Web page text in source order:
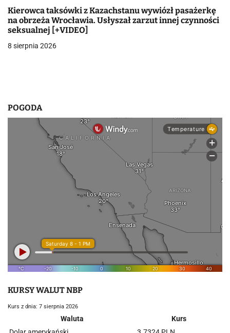
i
s
u
Kierowca taksówki z Kazachstanu wywiózł pasażerkę
na obrzeża Wrocławia. Usłyszał zarzut innej czynności
seksualnej [+VIDEO]
8 sierpnia 2026
POGODA
KURSY WALUT NBP
Kurs z dnia: 7 sierpnia 2026
Waluta
Kurs